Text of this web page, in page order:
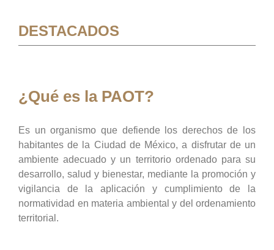
DESTACADOS
¿Qué es la PAOT?
Es un organismo que defiende los derechos de los
habitantes de la Ciudad de México, a disfrutar de un
ambiente adecuado y un territorio ordenado para su
desarrollo, salud y bienestar, mediante la promoción y
vigilancia de la aplicación y cumplimiento de la
normatividad en materia ambiental y del ordenamiento
territorial.